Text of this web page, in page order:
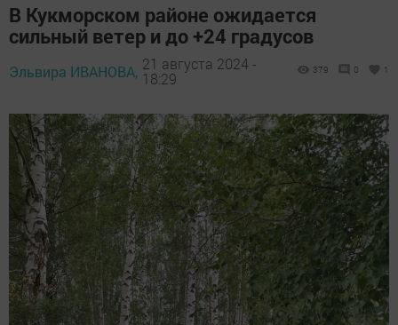
В Кукморском районе ожидается
сильный ветер и до +24 градусов
Эльвира ИВАНОВА, 21 августа 2024 -
18:29
379 0 1